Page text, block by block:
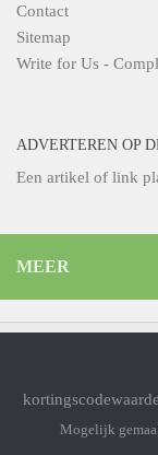
Contact
Sitemap
Write for Us -
ADVERTEREN OP
Een artikel of link
MEER
Mogelijk